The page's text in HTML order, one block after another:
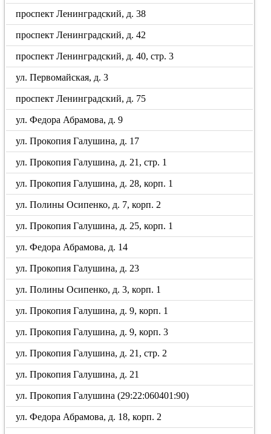
проспект Ленинградский, д. 38
проспект Ленинградский, д. 42
проспект Ленинградский, д. 40, стр. 3
ул. Первомайская, д. 3
проспект Ленинградский, д. 75
ул. Федора Абрамова, д. 9
ул. Прокопия Галушина, д. 17
ул. Прокопия Галушина, д. 21, стр. 1
ул. Прокопия Галушина, д. 28, корп. 1
ул. Полины Осипенко, д. 7, корп. 2
ул. Прокопия Галушина, д. 25, корп. 1
ул. Федора Абрамова, д. 14
ул. Прокопия Галушина, д. 23
ул. Полины Осипенко, д. 3, корп. 1
ул. Прокопия Галушина, д. 9, корп. 1
ул. Прокопия Галушина, д. 9, корп. 3
ул. Прокопия Галушина, д. 21, стр. 2
ул. Прокопия Галушина, д. 21
ул. Прокопия Галушина (29:22:060401:90)
ул. Федора Абрамова, д. 18, корп. 2